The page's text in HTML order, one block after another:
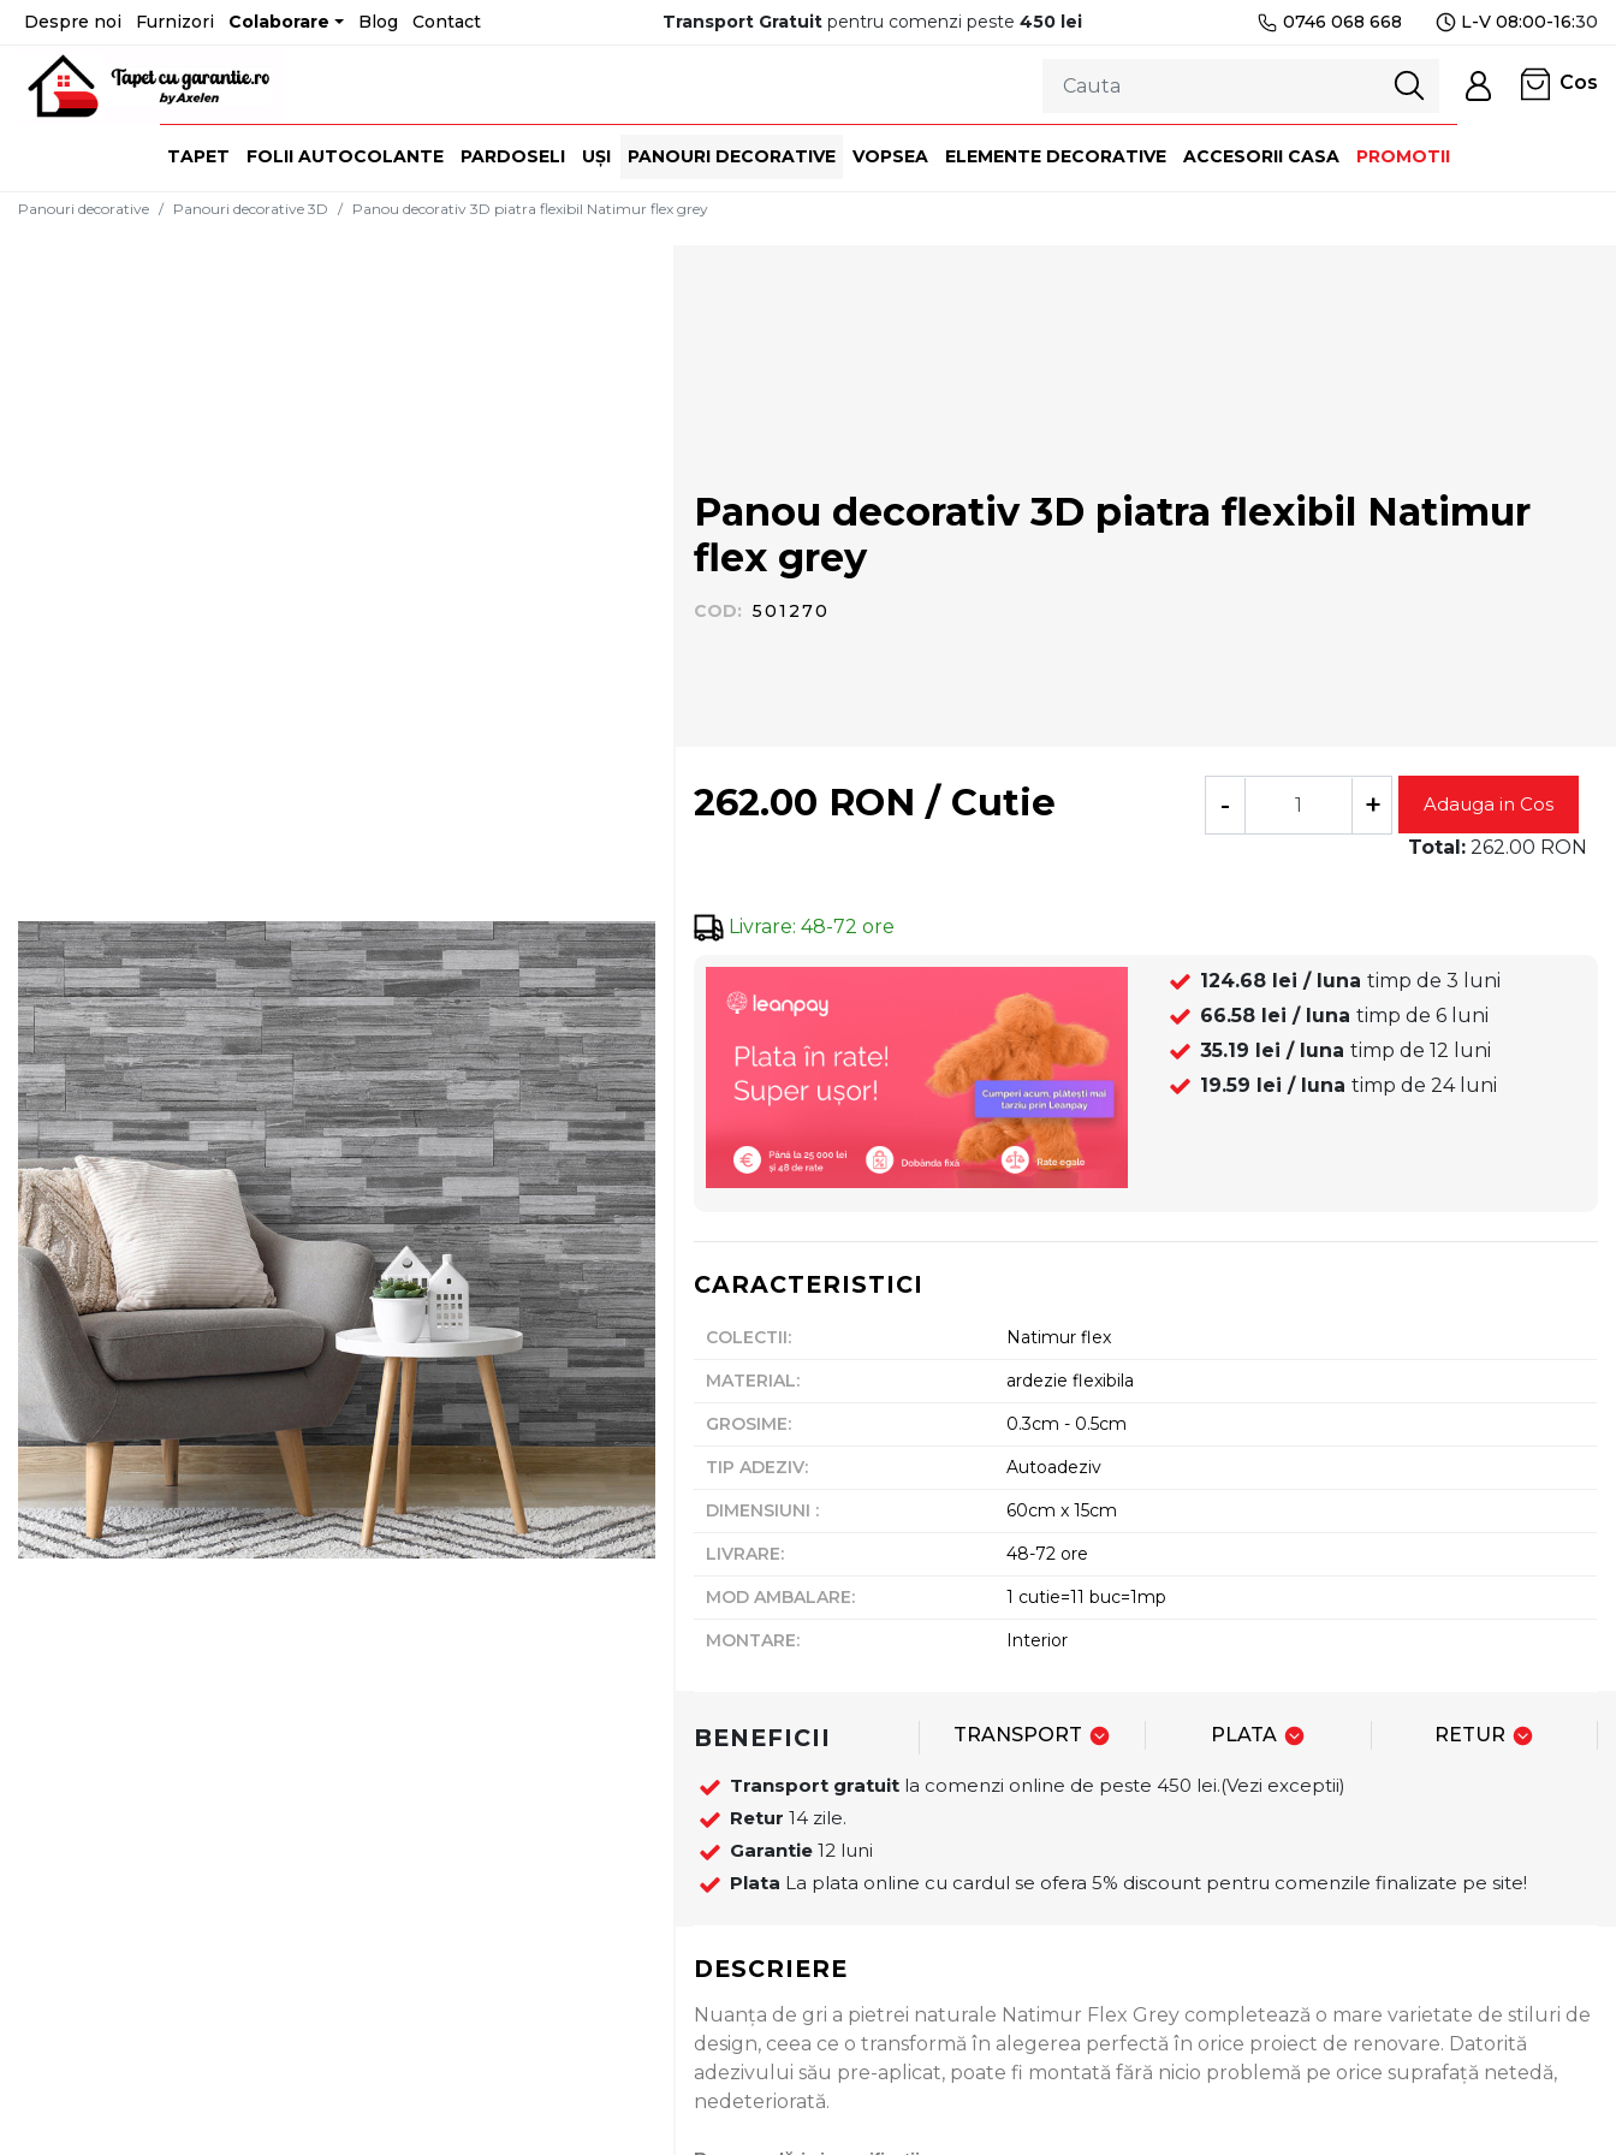
Despre noi Furnizori Colaborare Blog Contact Transport Gratuitpentru comenzi peste 450 lei 0746 068 668 L-V 08:00-16:30
Cos
TAPET FOLII AUTOCOLANTE PARDOSELI UȘI PANOURI DECORATIVE VOPSEA ELEMENTE DECORATIVE ACCESORII CASA PROMOTII
Panouri decorative Panouri decorative 3D Panou decorativ 3D piatra flexibil Natimur flex grey
Panou decorativ 3D piatra flexibil Natimur
flex grey
COD: 501270
262.00 RON / Cutie - +
Adauga in Cos
Total: 262.00 RON
Livrare: 48-72 ore
124.68 lei / luna timp de 3 luni
66.58 lei / luna timp de 6 luni
35.19 lei / luna timp de 12 luni
19.59 lei / luna timp de 24luni
CARACTERISTICI
COLECTII:
Natimur flex
MATERIAL:
ardezie flexibila
GROSIME:
0.3cm - 0.5cm
TIP ADEZIV:
Autoadeziv
DIMENSIUNI :
60cm x 15cm
LIVRARE:
48-72 ore
MOD AMBALARE:
1 cutie=11 buc=1mp
MONTARE: Interior
BENEFICII TRANSPORT PLATA RETUR
Transport gratuit la comenzi online de peste 450 lei.(Vezi exceptii)
Retur 14 zile.
Garantie 12 luni
Plata La plata online cu cardul se ofera 5% discount pentru comenzile finalizate pe site!
DESCRIERE
Nuanța de gri a pietrei naturale Natimur Flex Grey completează o mare varietate de stiluri de
design, ceea ce o transformă în alegerea perfectă în orice proiect de renovare. Datorită
adezivului său pre-aplicat, poate fi montată fără nicio problemă pe orice suprafață netedă,
nedeteriorată.